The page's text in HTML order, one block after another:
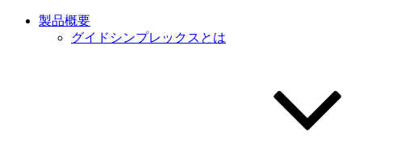
製品概要
グイドシンプレックスとは